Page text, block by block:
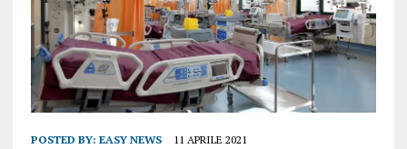
POSTED BY: EASY NEWS 11 APRILE 2021